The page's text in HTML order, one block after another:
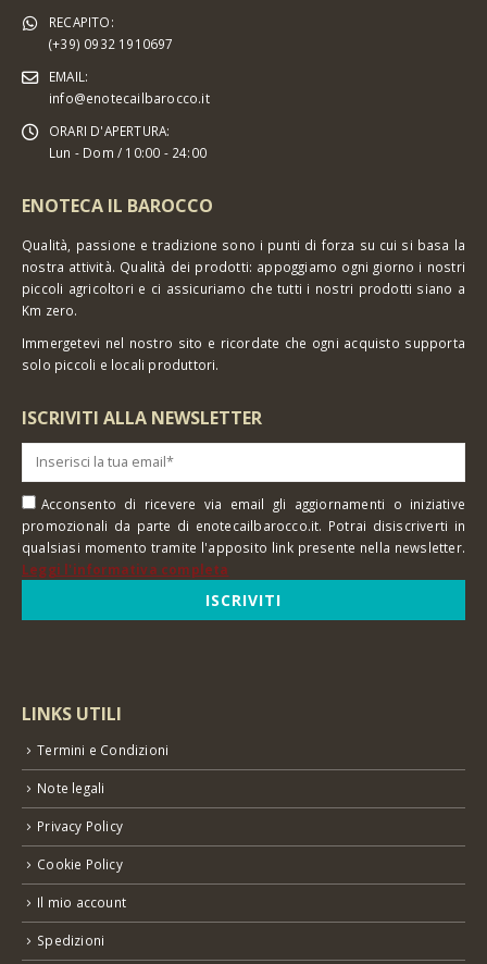
RECAPITO:
(+39) 0932 1910697
EMAIL:
info@enotecailbarocco.it
ORARI D'APERTURA:
Lun - Dom / 10:00 - 24:00
ENOTECA IL BAROCCO
Qualità, passione e tradizione sono i punti di forza su cui si basa la
nostra attività. Qualità dei prodotti: appoggiamo ogni giorno i nostri
piccoli agricoltori e ci assicuriamo che tutti i nostri prodotti siano a
Km zero.
Immergetevi nel nostro sito e ricordate che ogni acquisto supporta
solo piccoli e locali produttori.
ISCRIVITI ALLA NEWSLETTER
Acconsento di ricevere via email gli aggiornamenti o iniziative
promozionali da parte di enotecailbarocco.it. Potrai disiscriverti in
qualsiasi momento tramite l'apposito link presente nella newsletter.
Leggi l'informativa completa
LINKS UTILI
Termini e Condizioni
Note legali
Privacy Policy
Cookie Policy
Il mio account
Spedizioni